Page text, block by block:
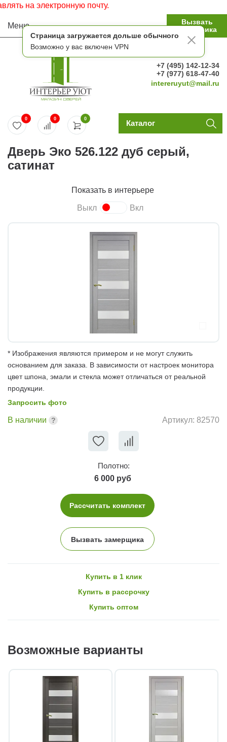
Страница загружается дольше обычного
Возможно у вас включен VPN
на электронную почту.
Меню
Вызвать
замерщика
+7 (495) 142-12-34
+7 (977) 618-47-40
intereruyut@mail.ru
0
0 0 Каталог
Дверь Эко 526.122 дуб серый,
сатинат
Показать в интерьере
Выкл Вкл
* Изображения являются примером и не могут служить
основанием для заказа. В зависимости от настроек монитора
цвет шпона, эмали и стекла может отличаться от реальной
продукции.
Запросить фото
В наличии Артикул: 82570
Полотно:
6 000 руб
Рассчитать комплект
Вызвать замерщика
Купить в 1 клик
Купить в рассрочку
Купить оптом
Возможные варианты